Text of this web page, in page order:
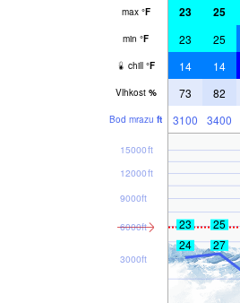
max °F 23 25
min °F 23 25
chill °F 14 14
Vlhkost % 73 82
Bod mrazu ft 3100 3400
3000ft
6000ft
9000ft
12000ft
15000ft
23 25
24
27